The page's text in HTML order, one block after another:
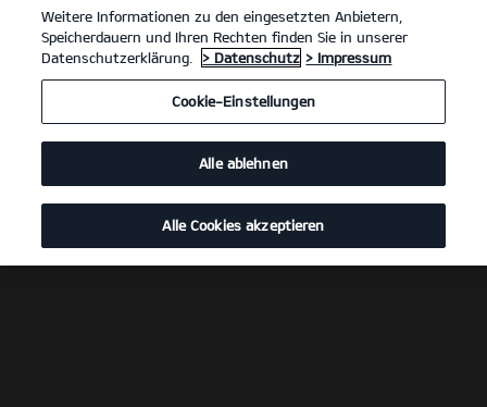
Weitere Informationen zu den eingesetzten Anbietern,
Speicherdauern und Ihren Rechten finden Sie in unserer
Datenschutzerklärung.
> Datenschutz > Impressum
Cookie-Einstellungen
Alle ablehnen
Alle Cookies akzeptieren